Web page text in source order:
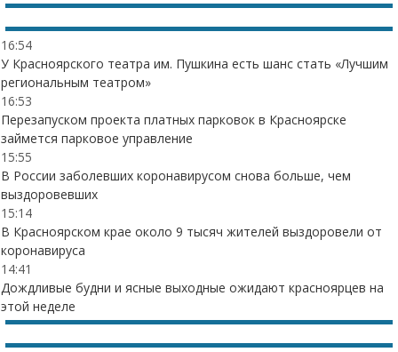
16:54
У Красноярского театра им. Пушкина есть шанс стать «Лучшим
региональным театром»
16:53
Перезапуском проекта платных парковок в Красноярске
займется парковое управление
15:55
В России заболевших коронавирусом снова больше, чем
выздоровевших
15:14
В Красноярском крае около 9 тысяч жителей выздоровели от
коронавируса
14:41
Дождливые будни и ясные выходные ожидают красноярцев на
этой неделе